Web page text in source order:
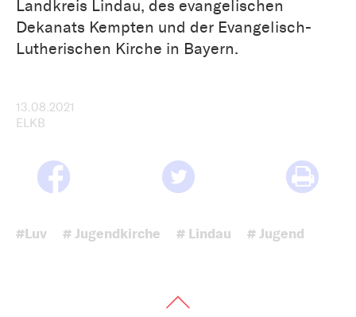
Landkreis Lindau, des evangelischen
Dekanats Kempten und der Evangelisch-
Lutherischen Kirche in Bayern.
13.08.2021
ELKB
#Luv # Jugendkirche # Lindau # Jugend